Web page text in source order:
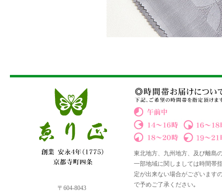
〒604-8043
東北地方、九州地方、及び離島
一部地域に関しましては時間帯
定が出来ない場合がございます
で予めご了承ください｡